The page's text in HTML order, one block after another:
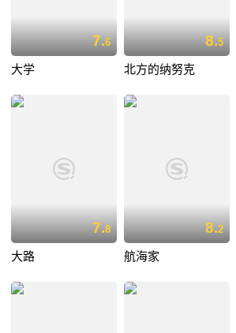
7.6
大学
8.5
北方的纳努克
7.8
大路
8.2
航海家